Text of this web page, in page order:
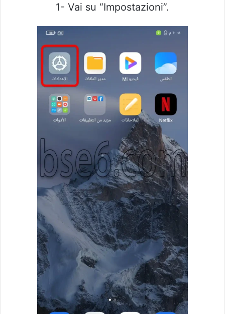
1- Vai su “Impostazioni”.